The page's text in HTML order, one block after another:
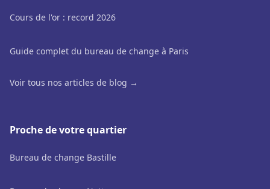
Cours de l'or : record 2026
Guide complet du bureau de change à Paris
Voir tous nos articles de blog →
Proche de votre quartier
Bureau de change Bastille